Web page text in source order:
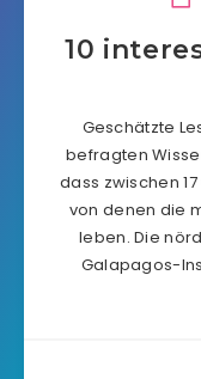
10
Geschätzte
befragten
dass zwischen
von denen die
leben. Die
Galapagos-